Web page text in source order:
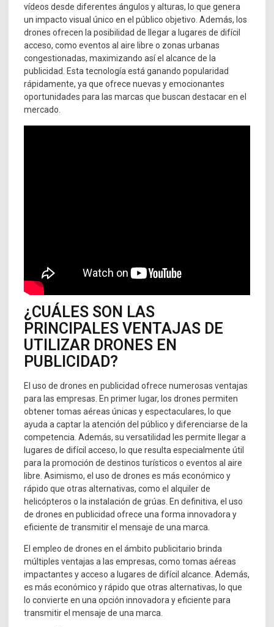
vídeos desde diferentes ángulos y alturas, lo que genera
un impacto visual único en el público objetivo. Además, los
drones ofrecen la posibilidad de llegar a lugares de difícil
acceso, como eventos al aire libre o zonas urbanas
congestionadas, maximizando así el alcance de la
publicidad. Esta tecnología está ganando popularidad
rápidamente, ya que ofrece nuevas y emocionantes
oportunidades para las marcas que buscan destacar en el
mercado.
¿CUÁLES SON LAS
PRINCIPALES VENTAJAS DE
UTILIZAR DRONES EN
PUBLICIDAD?
El uso de drones en publicidad ofrece numerosas ventajas
para las empresas. En primer lugar, los drones permiten
obtener tomas aéreas únicas y espectaculares, lo que
ayuda a captar la atención del público y diferenciarse de la
competencia. Además, su versatilidad les permite llegar a
lugares de difícil acceso, lo que resulta especialmente útil
para la promoción de destinos turísticos o eventos al aire
libre. Asimismo, el uso de drones es más económico y
rápido que otras alternativas, como el alquiler de
helicópteros o la instalación de grúas. En definitiva, el uso
de drones en publicidad ofrece una forma innovadora y
eficiente de transmitir el mensaje de una marca.
El empleo de drones en el ámbito publicitario brinda
múltiples ventajas a las empresas, como tomas aéreas
impactantes y acceso a lugares de difícil alcance. Además,
es más económico y rápido que otras alternativas, lo que
lo convierte en una opción innovadora y eficiente para
transmitir el mensaje de una marca.